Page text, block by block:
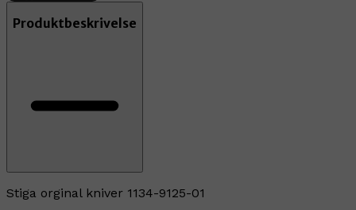
Produktbeskrivelse
Stiga orginal kniver 1134-9125-01